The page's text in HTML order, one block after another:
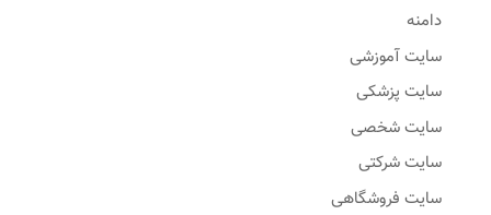
دامنه
سایت آموزشی
سایت پزشکی
سایت شخصی
سایت شرکتی
سایت فروشگاهی